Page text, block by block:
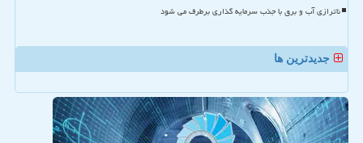
ناترازی آب و برق با جذب سرمایه گذاری برطرف می شود
جدیدترین ها